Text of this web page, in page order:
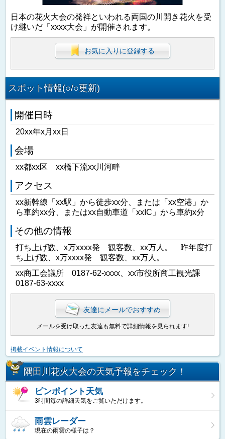
日本の花火大会の発祥といわれる両国の川開き花火を受
け継いだ「xxxx大会」が開催されます。
お気に入りに登録する
スポット情報(○/○更新)
開催日時
20xx年x月xx日
会場
xx都xx区 xx橋下流xx川河畔
アクセス
xx新幹線「xx駅」から徒歩xx分、または「xx空港」か
ら車約xx分、またはxx自動車道「xxIC」から車約x分
その他の情報
打ち上げ数、x万xxxx発 観客数、xx万人。 昨年度打
ち上げ数、x万xxxx発 観客数、xx万人。
xx商工会議所 0187-62-xxxx、xx市役所商工観光課
0187-63-xxxx
友達にメールでおすすめ
メールを受け取った友達も無料で詳細情報を見られます!
掲載イベント情報について
隅田川花火大会の天気予報をチェック！
ピンポイント天気
3時間毎の詳細天気をご覧いただけます。
雨雲レーダー
現在の雨雲の様子は？